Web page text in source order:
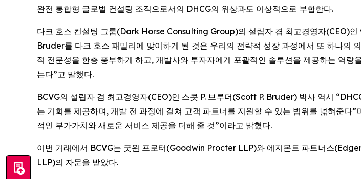
완전 통합형 글로벌 컨설팅 조직으로서의 DHCG의 위상과도 이상적으로 부합한다.
다크 호스 컨설팅 그룹(Dark Horse Consulting Group)의 설립자 겸 최고경영자(CEO)
Bruder를 다크 호스 패밀리에 맞이하게 된 것은 우리의 전략적 성장 과정에서 또 하나의
적 전문성을 한층 풍부하게 하고, 개발사와 투자자에게 포괄적인 솔루션을 제공하는 역
는다”고 말했다.
BCVG의 설립자 겸 최고경영자(CEO)인 스콧 P. 브루더(Scott P. Bruder) 박사 역시
는 기회를 제공하며, 개발 전 과정에 걸쳐 고객 파트너를 지원할 수 있는 범위를 넓혀준
적인 부가가치와 새로운 서비스 제공을 더해 줄 것”이라고 밝혔다.
이번 거래에서 BCVG는 굿윈 프로터(Goodwin Procter LLP)와 에지몬트 파트너스
LLP)의 자문을 받았다.